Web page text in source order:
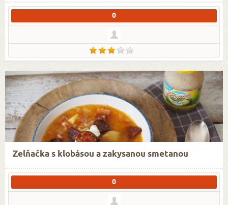
0
Zelňačka s klobásou a zakysanou smetanou
0